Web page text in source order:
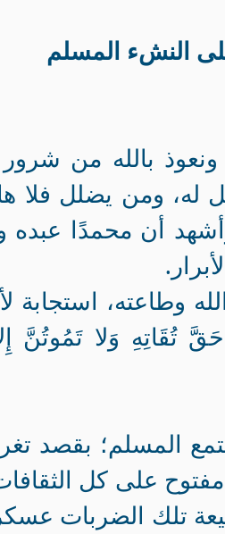
النشء المسلم
بالله من شرور
له، ومن يضلل فلا
أن محمدًا عبده
وطاعته، استجابة
تُقَاتِهِ وَلا تَمُوتُنَّ
المسلم؛ بقصد
مفتوح على كل
تلك الضربات